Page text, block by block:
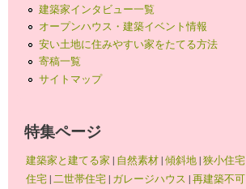
建築家インタビュー一覧
オープンハウス・建築イベント情報
安い土地に住みやすい家をたてる方法
寄稿一覧
サイトマップ
特集ページ
建築家と建てる家 | 自然素材|傾斜地|狭小住宅
住宅|二世帯住宅| ガレージハウス |再建築不可